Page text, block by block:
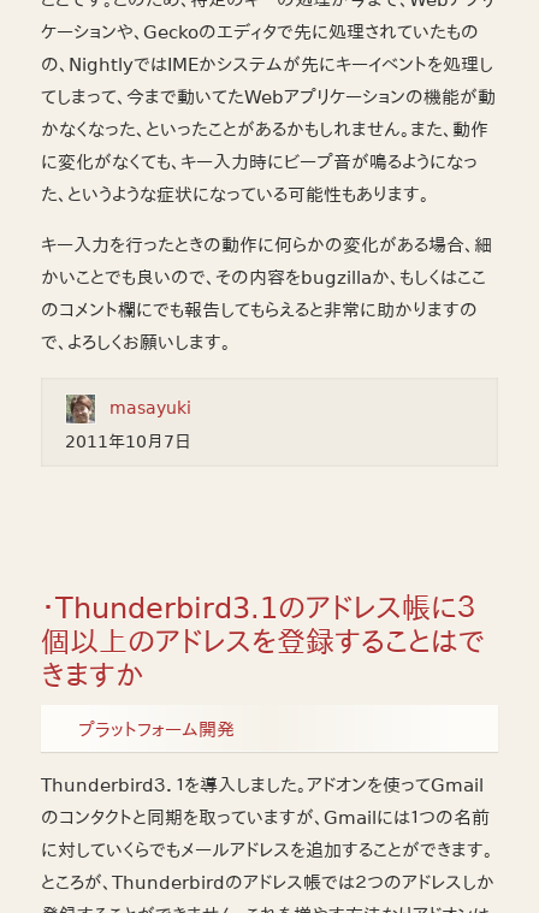
ケーションや、Geckoのエディタで先に処理されていたもの
の、NightlyではIMEかシステムが先にキーイベントを処理し
てしまって、今まで動いてたWebアプリケーションの機能が動
かなくなった、といったことがあるかもしれません。また、動作
に変化がなくても、キー入力時にビープ音が鳴るようになっ
た、というような症状になっている可能性もあります。
キー入力を行ったときの動作に何らかの変化がある場合、細
かいことでも良いので、その内容をbugzillaか、もしくはここ
のコメント欄にでも報告してもらえると非常に助かりますの
で、よろしくお願いします。
masayuki
2011年10月7日
・Thunderbird3.1のアドレス帳に３
個以上のアドレスを登録することはで
きますか
プラットフォーム開発
Thunderbird３．１を導入しました。アドオンを使ってGmail
のコンタクトと同期を取っていますが、Gmailには１つの名前
に対していくらでもメールアドレスを追加することができます。
ところが、Thunderbirdのアドレス帳では２つのアドレスしか